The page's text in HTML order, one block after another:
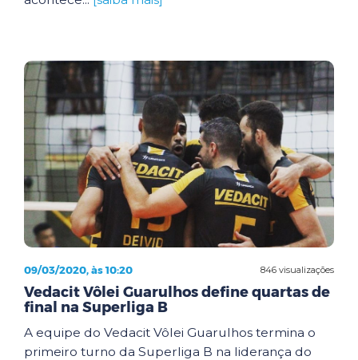
846 visualizações
09/03/2020, às 10:20
Vedacit Vôlei Guarulhos define quartas de
final na Superliga B
A equipe do Vedacit Vôlei Guarulhos termina o
primeiro turno da Superliga B na liderança do